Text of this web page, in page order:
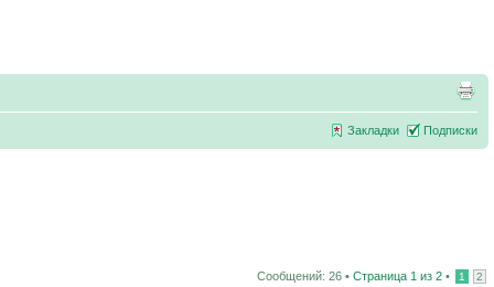
Закладки Подписки
Сообщений: 26 • Страница 1 из 2 • 1 2